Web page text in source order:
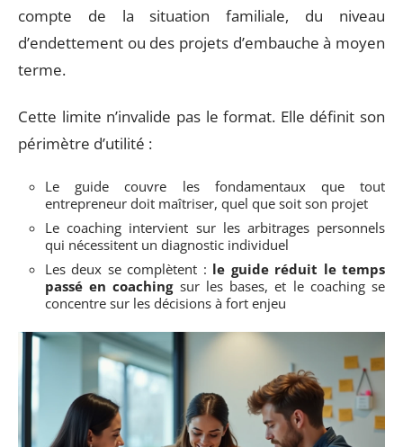
compte de la situation familiale, du niveau
d’endettement ou des projets d’embauche à moyen
terme.
Cette limite n’invalide pas le format. Elle définit son
périmètre d’utilité :
Le guide couvre les fondamentaux que tout
entrepreneur doit maîtriser, quel que soit son projet
Le coaching intervient sur les arbitrages personnels
qui nécessitent un diagnostic individuel
Les deux se complètent : le guide réduit le temps
passé en coachingsur les bases, et le coaching se
concentre sur les décisions à fort enjeu